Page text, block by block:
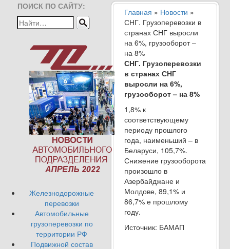
ПОИСК ПО САЙТУ:
Железнодорожные
перевозки
Автомобильные
грузоперевозки по
территории РФ
Подвижной состав
Главная » Новости »
СНГ. Грузоперевозки в
странах СНГ выросли
на 6%, грузооборот –
на 8%
СНГ. Грузоперевозки
в странах СНГ
выросли на 6%,
грузооборот – на 8%
1,8% к
соответствующему
периоду прошлого
года, наименьший – в
Беларуси, 105,7%.
Снижение грузооборота
произошло в
Азербайджане и
Молдове, 89,1% и
86,7% е прошлому
году.
Источник: БАМАП